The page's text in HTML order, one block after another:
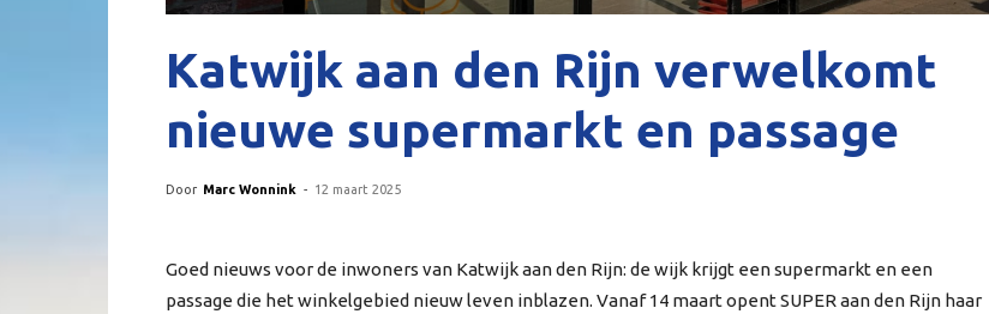
Katwijk aan den Rijn verwelkomt
nieuwe supermarkt en passage
Door Marc Wonnink - 12 maart 2025
Goed nieuws voor de inwoners van Katwijk aan den Rijn: de wijk krijgt een supermarkt en een
passage die het winkelgebied nieuw leven inblazen. Vanaf 14 maart opent SUPER aan den Rijn haar